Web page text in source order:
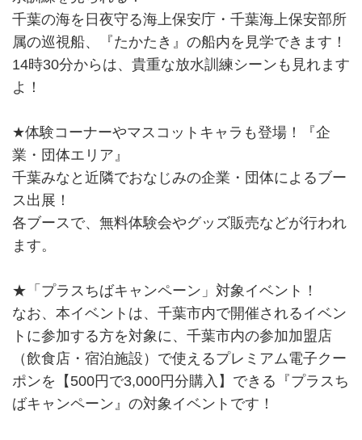
千葉の海を日夜守る海上保安庁・千葉海上保安部所
属の巡視船、『たかたき』の船内を見学できます！
14時30分からは、貴重な放水訓練シーンも見れます
よ！
★体験コーナーやマスコットキャラも登場！『企
業・団体エリア』
千葉みなと近隣でおなじみの企業・団体によるブー
ス出展！
各ブースで、無料体験会やグッズ販売などが行われ
ます。
★「プラスちばキャンペーン」対象イベント！
なお、本イベントは、千葉市内で開催されるイベン
トに参加する方を対象に、千葉市内の参加加盟店
（飲食店・宿泊施設）で使えるプレミアム電子クー
ポンを【500円で3,000円分購入】できる『プラスち
ばキャンペーン』の対象イベントです！